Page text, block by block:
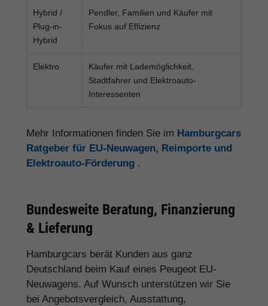
Hybrid /
Plug-in-
Hybrid
Pendler, Familien und Käufer mit
Fokus auf Effizienz
Elektro
Käufer mit Lademöglichkeit,
Stadtfahrer und Elektroauto-
Interessenten
Mehr Informationen finden Sie im Hamburgcars
Ratgeber für EU-Neuwagen, Reimporte und
Elektroauto-Förderung .
Bundesweite Beratung, Finanzierung
& Lieferung
Hamburgcars berät Kunden aus ganz
Deutschland beim Kauf eines Peugeot EU-
Neuwagens. Auf Wunsch unterstützen wir Sie
bei Angebotsvergleich, Ausstattung,